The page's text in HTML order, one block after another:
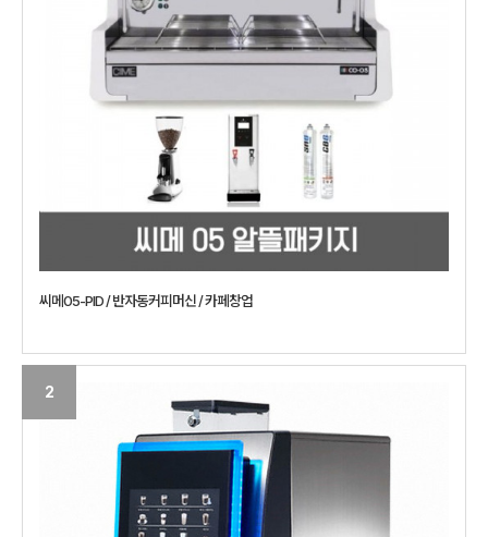
씨메05-PID / 반자동커피머신 / 카페창업
2